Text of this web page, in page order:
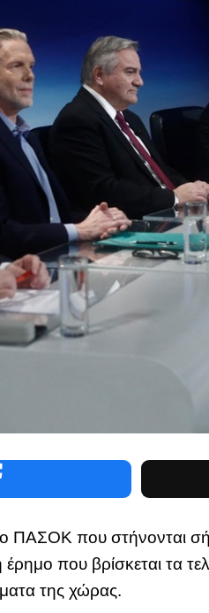
ΠΑΣΟΚ που στήνονται
που βρίσκεται τα
της χώρας.